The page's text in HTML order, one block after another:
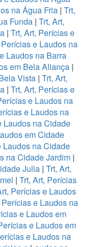
na Água Fria | Trt,
Funda| Trt, Art,
| Trt, Art, Perícias e
e Laudos na
Laudos na Barra
em Bela Aliança |
Vista| Trt, Art,
| Trt, Art, Perícias e
e Laudos na
e Laudos na
Laudos na Cidade
em Cidade
Laudos na Cidade
na Cidade Jardim|
Julia | Trt, Art,
| Trt, Art, Perícias
Perícias e Laudos
Perícias e Laudos na
e Laudos em
e Laudos em
e Laudos na